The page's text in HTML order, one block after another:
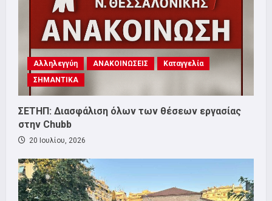
Αλληλεγγύη ΑΝΑΚΟΙΝΩΣΕΙΣ
Καταγγελία
ΣΗΜΑΝΤΙΚΑ
ΣΕΤΗΠ: Διασφάλιση όλων των θέσεων εργασίας
στην Chubb
20 Ιουλίου, 2026